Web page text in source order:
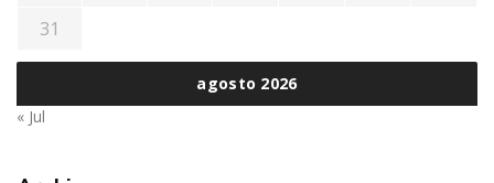
agosto 2026
31
« Jul